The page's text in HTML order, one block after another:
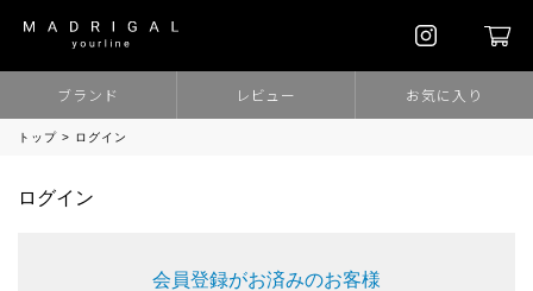
ブランド レビュー お気に入り
トップ ログイン
ログイン
会員登録がお済みのお客様